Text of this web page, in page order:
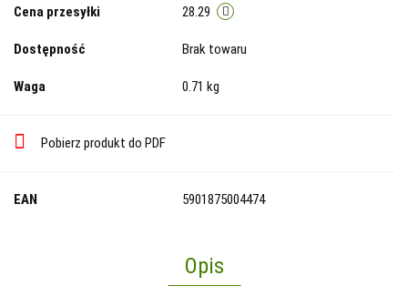
Cena przesyłki 28.29
Dostępność Brak towaru
Waga 0.71 kg
Pobierz produkt do PDF
EAN 5901875004474
Opis